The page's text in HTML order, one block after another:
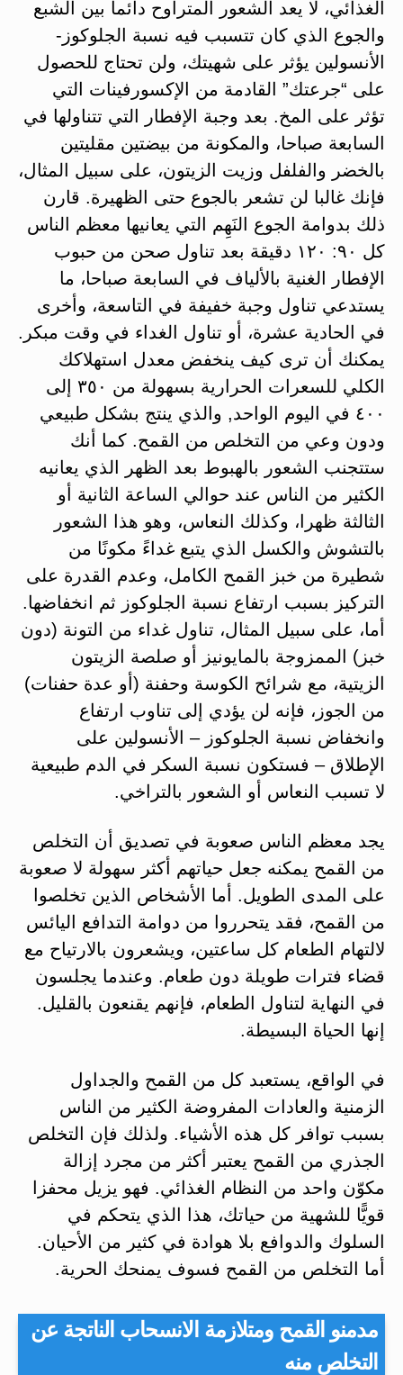
الغذائي، لا يعد الشعور المتراوح دائما بين الشبع
والجوع الذي كان تتسبب فيه نسبة الجلوكوز-
الأنسولين يؤثر على شهيتك، ولن تحتاج للحصول
على “جرعتك” القادمة من الإكسورفينات التي
تؤثر على المخ. بعد وجبة الإفطار التي تتناولها في
السابعة صباحا، والمكونة من بيضتين مقليتين
بالخضر والفلفل وزيت الزيتون، على سبيل المثال،
فإنك غالبا لن تشعر بالجوع حتى الظهيرة. قارن
ذلك بدوامة الجوع النَهِم التي يعانيها معظم الناس
كل ٩٠: ١٢٠ دقيقة بعد تناول صحن من حبوب
الإفطار الغنية بالألياف في السابعة صباحا، ما
يستدعي تناول وجبة خفيفة في التاسعة، وأخرى
في الحادية عشرة، أو تناول الغداء في وقت مبكر.
يمكنك أن ترى كيف ينخفض معدل استهلاكك
الكلي للسعرات الحرارية بسهولة من ٣٥٠ إلى
٤٠٠ في اليوم الواحد, والذي ينتج بشكل طبيعي
ودون وعي من التخلص من القمح. كما أنك
ستتجنب الشعور بالهبوط بعد الظهر الذي يعانيه
الكثير من الناس عند حوالي الساعة الثانية أو
الثالثة ظهرا، وكذلك النعاس، وهو هذا الشعور
بالتشوش والكسل الذي يتبع غداءً مكونًا من
شطيرة من خبز القمح الكامل، وعدم القدرة على
التركيز بسبب ارتفاع نسبة الجلوكوز ثم انخفاضها.
أما، على سبيل المثال، تناول غداء من التونة (دون
خبز) الممزوجة بالمايونيز أو صلصة الزيتون
الزيتية، مع شرائح الكوسة وحفنة (أو عدة حفنات)
من الجوز، فإنه لن يؤدي إلى تناوب ارتفاع
وانخفاض نسبة الجلوكوز – الأنسولين على
الإطلاق – فستكون نسبة السكر في الدم طبيعية
لا تسبب النعاس أو الشعور بالتراخي.
يجد معظم الناس صعوبة في تصديق أن التخلص
من القمح يمكنه جعل حياتهم أكثر سهولة لا صعوبة
على المدى الطويل. أما الأشخاص الذين تخلصوا
من القمح، فقد يتحرروا من دوامة التدافع اليائس
لالتهام الطعام كل ساعتين، ويشعرون بالارتياح مع
قضاء فترات طويلة دون طعام. وعندما يجلسون
في النهاية لتناول الطعام، فإنهم يقنعون بالقليل.
إنها الحياة البسيطة.
في الواقع، يستعبد كل من القمح والجداول
الزمنية والعادات المفروضة الكثير من الناس
بسبب توافر كل هذه الأشياء. ولذلك فإن التخلص
الجذري من القمح يعتبر أكثر من مجرد إزالة
مكوّن واحد من النظام الغذائي. فهو يزيل محفزا
قويًّا للشهية من حياتك، هذا الذي يتحكم في
السلوك والدوافع بلا هوادة في كثير من الأحيان.
أما التخلص من القمح فسوف يمنحك الحرية.
مدمنو القمح ومتلازمة الانسحاب الناتجة عن
التخلص منه